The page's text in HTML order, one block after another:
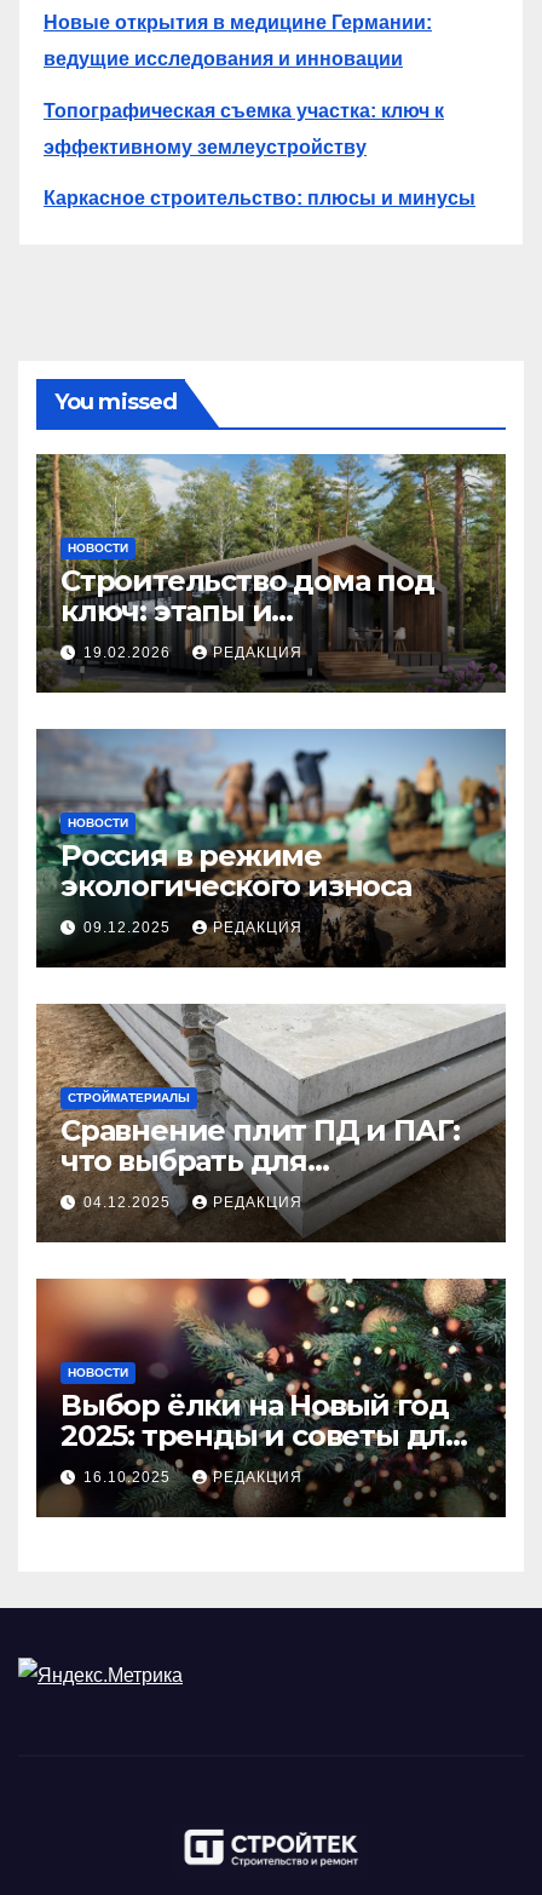
Новые открытия в медицине Германии:
ведущие исследования и инновации
Топографическая съемка участка: ключ к
эффективному землеустройству
Каркасное строительство: плюсы и минусы
You missed
НОВОСТИ
Строительство дома под
ключ: этапы и
планирование бюджета
19.02.2026 РЕДАКЦИЯ
НОВОСТИ
Россия в режиме
экологического износа
09.12.2025 РЕДАКЦИЯ
СТРОЙМАТЕРИАЛЫ
Сравнение плит ПД и ПАГ:
что выбрать для
долговечного и прочного
покрытия
04.12.2025 РЕДАКЦИЯ
НОВОСТИ
Выбор ёлки на Новый год
2025: тренды и советы для
идеального праздника
16.10.2025 РЕДАКЦИЯ